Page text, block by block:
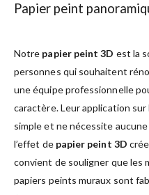
Papier peint
Notre papier peint 3D est la
personnes qui souhaitent
une équipe professionnelle
caractère. Leur application
simple et ne nécessite
l’effet de papier peint 3D
convient de souligner que les
papiers peints muraux sont